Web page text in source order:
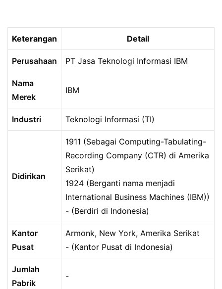
Keterangan Detail
Perusahaan PT Jasa Teknologi Informasi IBM
Nama
Merek
IBM
Industri Teknologi Informasi (TI)
Didirikan
1911 (Sebagai Computing-Tabulating-
Recording Company (CTR) di Amerika
Serikat)
1924 (Berganti nama menjadi
International Business Machines (IBM))
- (Berdiri di Indonesia)
Kantor
Pusat
Armonk, New York, Amerika Serikat
- (Kantor Pusat di Indonesia)
Jumlah
Pabrik
-